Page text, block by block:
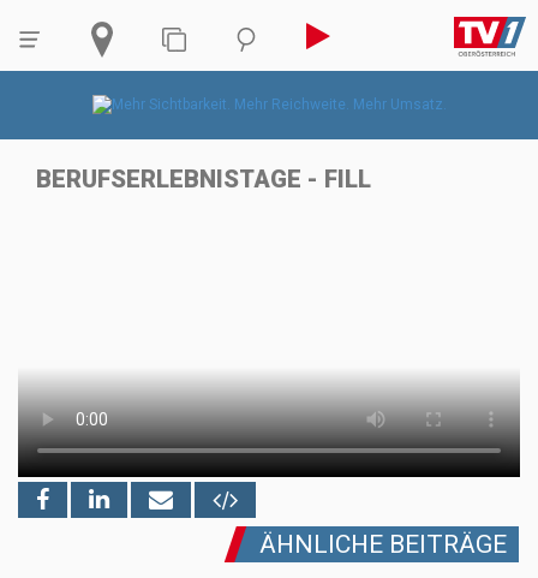
BERUFSERLEBNISTAGE - FILL
ÄHNLICHE BEITRÄGE